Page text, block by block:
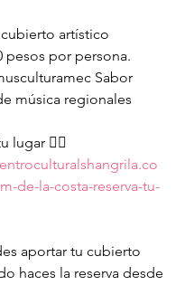
artístico
pesos por persona.
Sabor
música regionales
lugar 👉🏻
de-la-costa-reserva-tu-
aportar tu cubierto
haces la reserva desde